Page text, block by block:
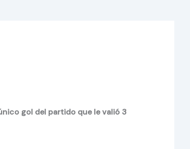
gol del partido que le valió 3